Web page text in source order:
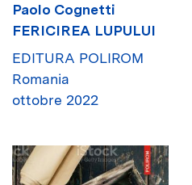
Paolo Cognetti
FERICIREA LUPULUI
EDITURA POLIROM
Romania
ottobre 2022